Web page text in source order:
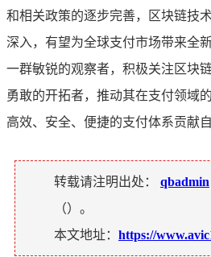
和相关政策的逐步完善，区块链技
深入，有望为全球支付市场带来全
一群敏锐的观察者，积极关注区块
勇敢的开拓者，推动其在支付领域
高效、安全、便捷的支付体系贡献
转载请注明出处： qbadmin
（）。
本文地址： https://